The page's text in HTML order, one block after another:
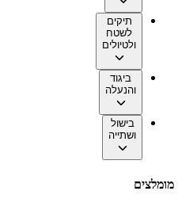
תיקים
לשטח
ולטיולים
ביגוד
והנעלה
בישול
ושתייה
מומלצים